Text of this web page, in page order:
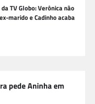
TV Globo: Verônica não
marido e Cadinho acaba
pede Aninha em